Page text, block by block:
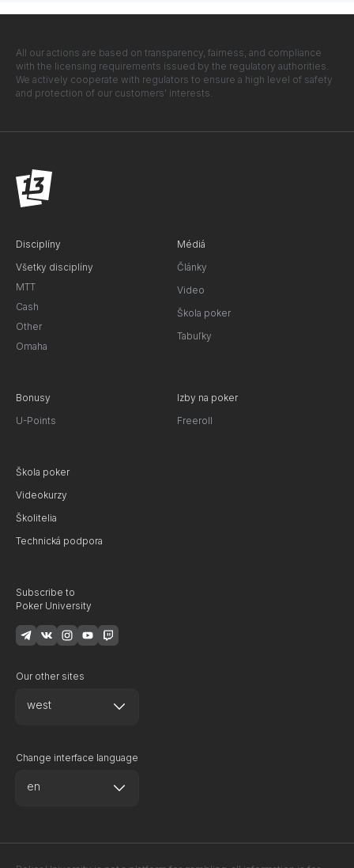
All our actions are based on transparency, fairness, and compliance
with the licensing requirements issued by the regulatory authorities.
We actively cooperate with regulators to ensure a high level of safety
and protection of our customers' interests.
Disciplíny
Všetky disciplíny
MTT
Cash
Other
Omaha
Médiá
Články
Video
Škola poker
Tabuľky
Bonusy
U-Points
Izby na poker
Freeroll
Škola poker
Videokurzy
Školitelia
Technická podpora
Subscribe to
Poker University
Our other sites
west
Change interface language
en